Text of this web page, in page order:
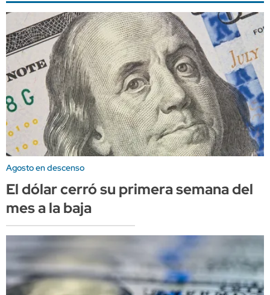
Agosto en descenso
El dólar cerró su primera semana del
mes a la baja